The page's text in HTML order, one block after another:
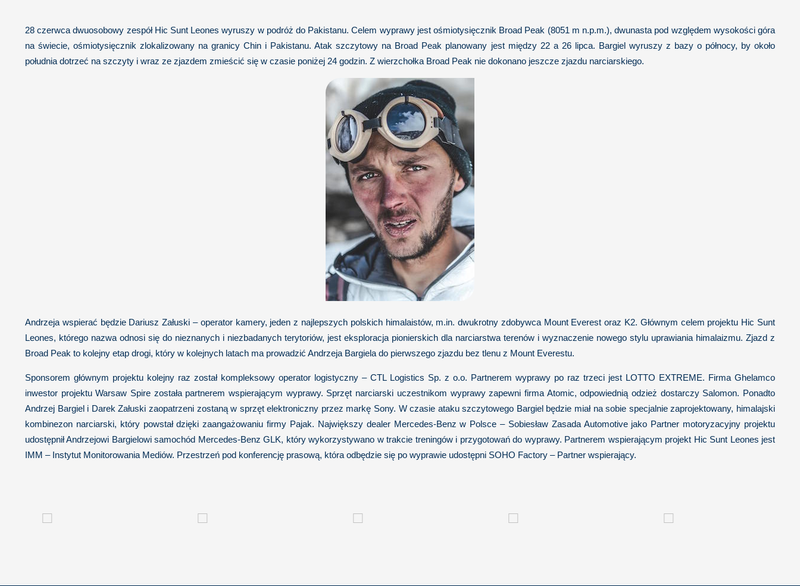
28 czerwca dwuosobowy zespół Hic Sunt Leones wyruszy w podróż do Pakistanu. Celem wyprawy jest ośmiotysięcznik Broad Peak (8051 m n.p.m.), dwunasta pod względem wysokości góra
na świecie, ośmiotysięcznik zlokalizowany na granicy Chin i Pakistanu. Atak szczytowy na Broad Peak planowany jest między 22 a 26 lipca. Bargiel wyruszy z bazy o północy, by około
południa dotrzeć na szczyty i wraz ze zjazdem zmieścić się w czasie poniżej 24 godzin. Z wierzchołka Broad Peak nie dokonano jeszcze zjazdu narciarskiego.
Andrzeja wspierać będzie Dariusz Załuski – operator kamery, jeden z najlepszych polskich himalaistów, m.in. dwukrotny zdobywca Mount Everest oraz K2. Głównym celem projektu Hic Sunt
Leones, którego nazwa odnosi się do nieznanych i niezbadanych terytoriów, jest eksploracja pionierskich dla narciarstwa terenów i wyznaczenie nowego stylu uprawiania himalaizmu. Zjazd z
Broad Peak to kolejny etap drogi, który w kolejnych latach ma prowadzić Andrzeja Bargiela do pierwszego zjazdu bez tlenu z Mount Everestu.
Sponsorem głównym projektu kolejny raz został kompleksowy operator logistyczny – CTL Logistics Sp. z o.o. Partnerem wyprawy po raz trzeci jest LOTTO EXTREME. Firma Ghelamco
inwestor projektu Warsaw Spire została partnerem wspierającym wyprawy. Sprzęt narciarski uczestnikom wyprawy zapewni firma Atomic, odpowiednią odzież dostarczy Salomon. Ponadto
Andrzej Bargiel i Darek Załuski zaopatrzeni zostaną w sprzęt elektroniczny przez markę Sony. W czasie ataku szczytowego Bargiel będzie miał na sobie specjalnie zaprojektowany, himalajski
kombinezon narciarski, który powstał dzięki zaangażowaniu firmy Pajak. Największy dealer Mercedes-Benz w Polsce – Sobiesław Zasada Automotive jako Partner motoryzacyjny projektu
udostępnił Andrzejowi Bargielowi samochód Mercedes-Benz GLK, który wykorzystywano w trakcie treningów i przygotowań do wyprawy. Partnerem wspierającym projekt Hic Sunt Leones jest
IMM – Instytut Monitorowania Mediów. Przestrzeń pod konferencję prasową, która odbędzie się po wyprawie udostępni SOHO Factory – Partner wspierający.